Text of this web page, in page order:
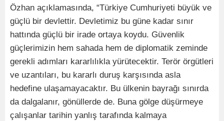
Özhan açıklamasında, “Türkiye Cumhuriyeti büyük ve
güçlü bir devlettir. Devletimiz bu güne kadar sınır
hattında güçlü bir irade ortaya koydu. Güvenlik
güçlerimizin hem sahada hem de diplomatik zeminde
gerekli adımları kararlılıkla yürütecektir. Terör örgütleri
ve uzantıları, bu kararlı duruş karşısında asla
hedefine ulaşamayacaktır. Bu ülkenin bayrağı sınırda
da dalgalanır, gönüllerde de. Buna gölge düşürmeye
çalışanlar tarihin yanlış tarafında kalmaya